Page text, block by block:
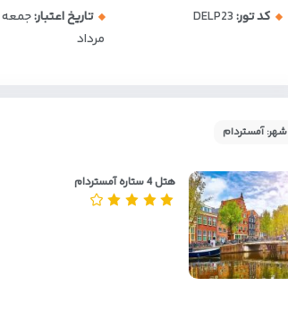
کد تور:DELP23 تاریخ اعتبار:
مرداد
شهر: آمستردام
هتل 4 ستاره آمستردام